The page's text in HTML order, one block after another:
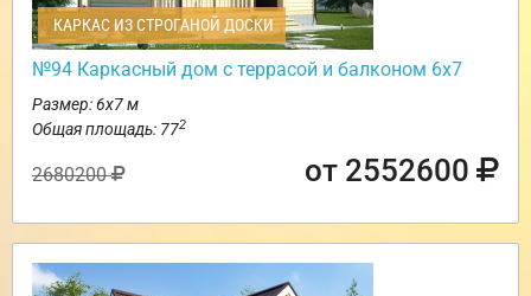
КАРКАС ИЗ СТРОГАНОЙ ДОСКИ
№94 Каркасный дом с террасой и балконом 6х7
Размер: 6х7 м
Общая площадь: 772
2680200 от 2552600